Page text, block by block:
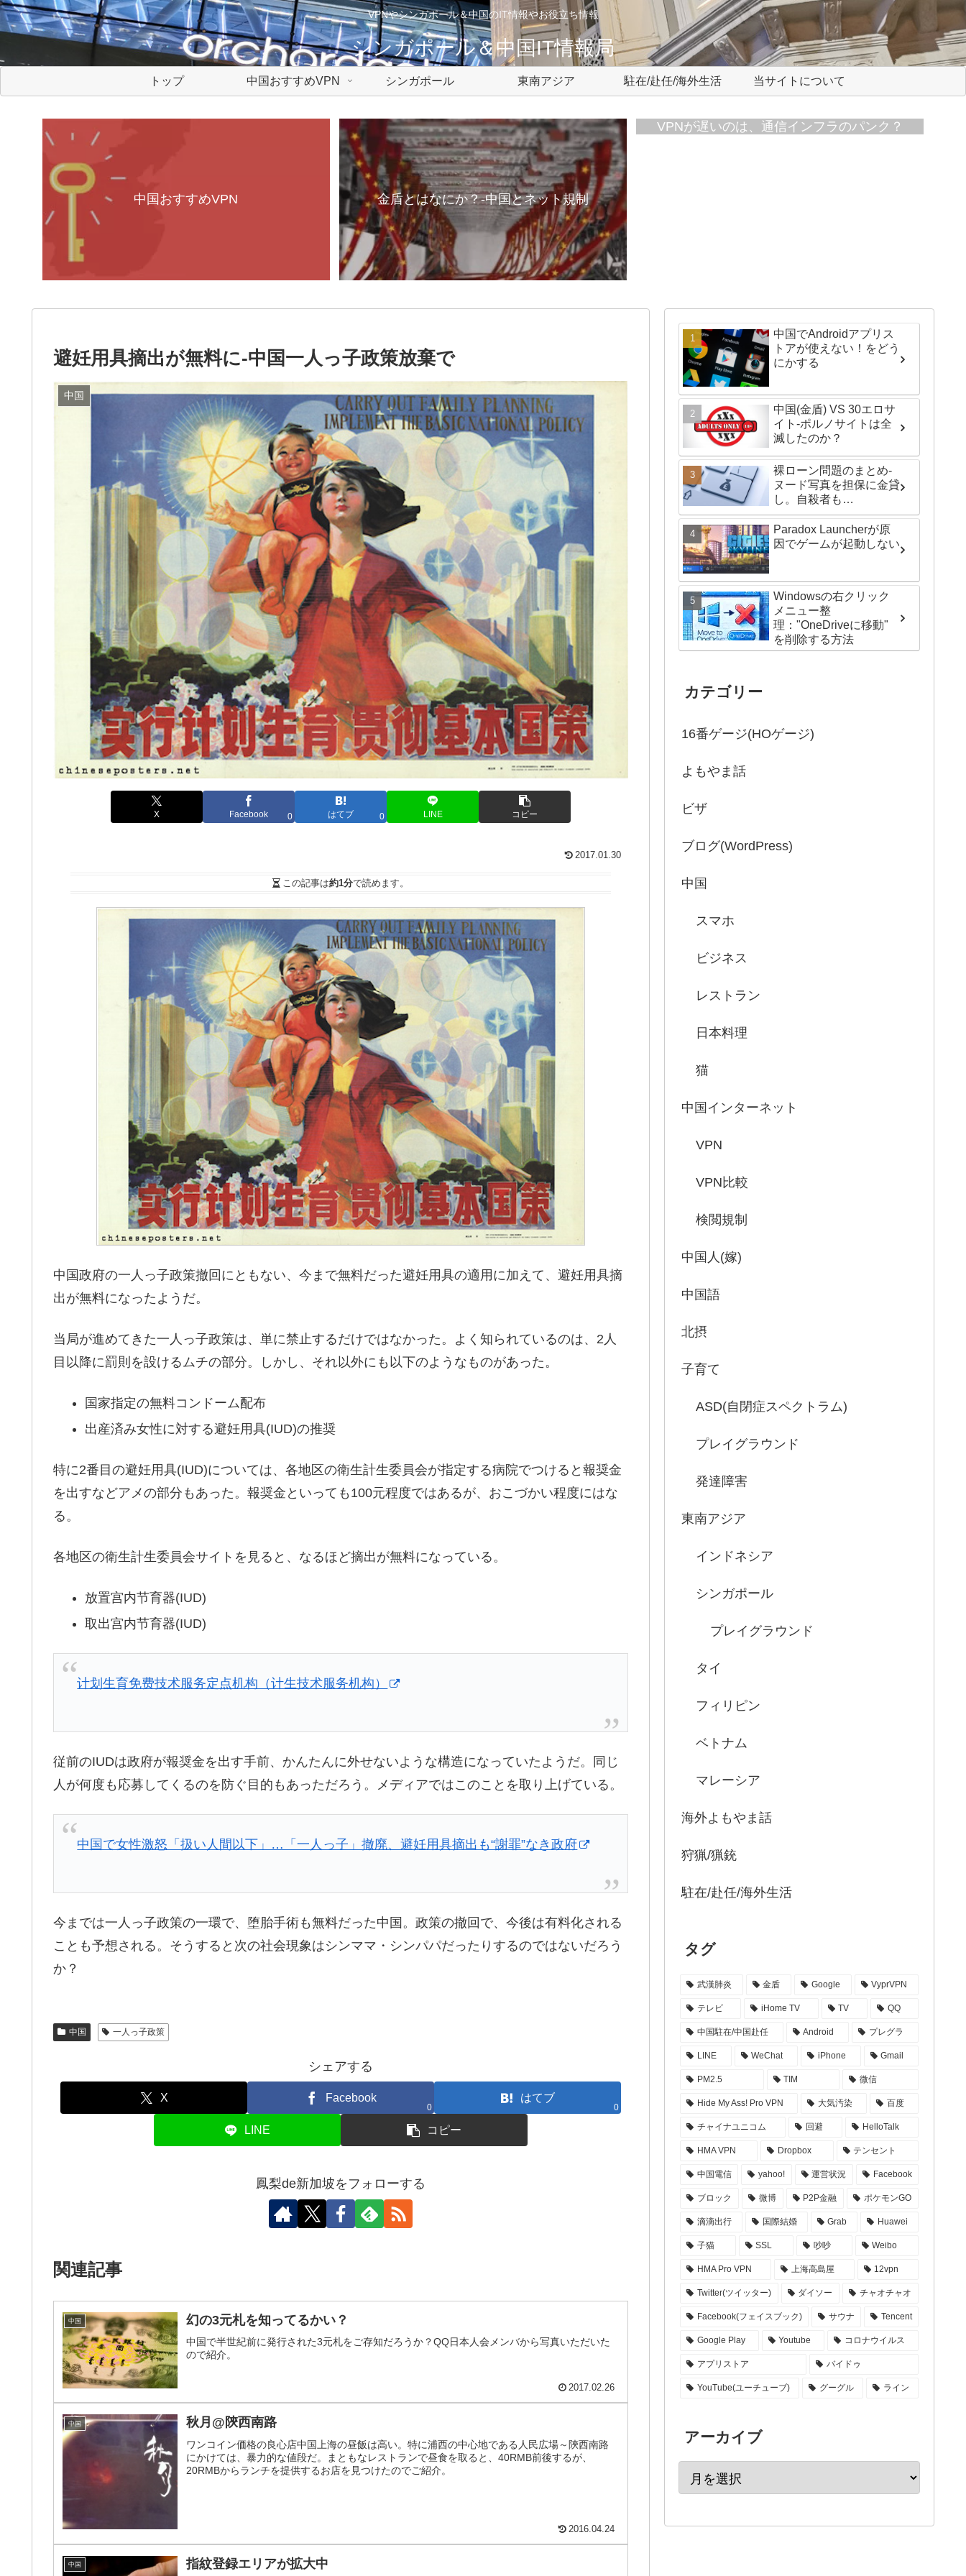
VPNやシンガポール＆中国のIT情報やお役立ち情報
シンガポール＆中国IT情報局
トップ 中国おすすめVPN シンガポール 東南アジア 駐在/赴任/海外生活 当サイトについて
中国おすすめVPN 金盾とはなにか？-中国とネット規制
VPNが遅いのは、通信インフラのパンク？
避妊用具摘出が無料に-中国一人っ子政策放棄で
中国
X Facebook 0 はてブ 0 LINE コピー
2017.01.30
この記事は約1分で読めます。
中国政府の一人っ子政策撤回にともない、今まで無料だった避妊用具の適用に加えて、避妊用具摘
出が無料になったようだ。
当局が進めてきた一人っ子政策は、単に禁止するだけではなかった。よく知られているのは、2人
目以降に罰則を設けるムチの部分。しかし、それ以外にも以下のようなものがあった。
国家指定の無料コンドーム配布
出産済み女性に対する避妊用具(IUD)の推奨
特に2番目の避妊用具(IUD)については、各地区の衛生計生委員会が指定する病院でつけると報奨金
を出すなどアメの部分もあった。報奨金といっても100元程度ではあるが、おこづかい程度にはな
る。
各地区の衛生計生委員会サイトを見ると、なるほど摘出が無料になっている。
放置宫内节育器(IUD)
取出宫内节育器(IUD)
计划生育免费技术服务定点机构（计生技术服务机构）
従前のIUDは政府が報奨金を出す手前、かんたんに外せないような構造になっていたようだ。同じ
人が何度も応募してくるのを防ぐ目的もあっただろう。メディアではこのことを取り上げている。
中国で女性激怒「扱い人間以下」…「一人っ子」撤廃、避妊用具摘出も“謝罪”なき政府
今までは一人っ子政策の一環で、堕胎手術も無料だった中国。政策の撤回で、今後は有料化される
ことも予想される。そうすると次の社会現象はシンママ・シンパパだったりするのではないだろう
か？
中国 一人っ子政策
シェアする
X Facebook
0
はてブ
0
LINE コピー
鳳梨de新加坡をフォローする
関連記事
中国 幻の3元札を知ってるかい？
中国で半世紀前に発行された3元札をご存知だろうか？QQ日本人会メンバから写真いただいた
ので紹介。
2017.02.26
中国 秋月@陝西南路
ワンコイン価格の良心店中国上海の昼飯は高い。特に浦西の中心地である人民広場～陝西南路
にかけては、暴力的な値段だ。まともなレストランで昼食を取ると、40RMB前後するが、
20RMBからランチを提供するお店を見つけたのでご紹介。
2016.04.24
中国 指紋登録エリアが拡大中
中国でAndroidアプリス
トアが使えない！をどう
にかする
中国(金盾) VS 30エロサ
イト-ポルノサイトは全
滅したのか？
裸ローン問題のまとめ-
ヌード写真を担保に金貸
し。自殺者も…
Paradox Launcherが原
因でゲームが起動しない
Windowsの右クリック
メニュー整
理："OneDriveに移動"
を削除する方法
カテゴリー
16番ゲージ(HOゲージ)
よもやま話
ビザ
ブログ(WordPress)
中国
スマホ
ビジネス
レストラン
日本料理
猫
中国インターネット
VPN
VPN比較
検閲規制
中国人(嫁)
中国語
北摂
子育て
ASD(自閉症スペクトラム)
プレイグラウンド
発達障害
東南アジア
インドネシア
シンガポール
プレイグラウンド
タイ
フィリピン
ベトナム
マレーシア
海外よもやま話
狩猟/猟銃
駐在/赴任/海外生活
タグ
武漢肺炎 金盾 Google VyprVPN
テレビ iHome TV TV QQ
中国駐在/中国赴任 Android プレグラ
LINE WeChat iPhone Gmail
PM2.5 TIM 微信
Hide My Ass! Pro VPN 大気汚染 百度
チャイナユニコム 回避 HelloTalk
HMA VPN Dropbox テンセント
中国電信 yahoo! 運営状況 Facebook
ブロック 微博 P2P金融 ポケモンGO
滴滴出行 国際結婚 Grab Huawei
子猫 SSL 吵吵 Weibo
HMA Pro VPN 上海高島屋 12vpn
Twitter(ツイッター) ダイソー チャオチャオ
Facebook(フェイスブック) サウナ Tencent
Google Play Youtube コロナウイルス
アプリストア バイドゥ
YouTube(ユーチューブ) グーグル ライン
アーカイブ